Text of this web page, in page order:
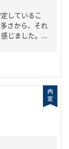
しているこ
さから、それ
じました。...